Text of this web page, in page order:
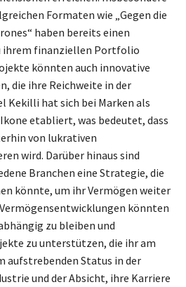
Formaten wie „Gegen die
haben bereits einen
ihrem finanziellen Portfolio
könnten auch innovative
die ihre Reichweite in der
Kekilli hat sich bei Marken als
etabliert, was bedeutet, dass
von lukrativen
wird. Darüber hinaus sind
Branchen eine Strategie, die
könnte, um ihr Vermögen weiter
könnten
zu bleiben und
zu unterstützen, die ihr am
aufstrebenden Status in der
und der Absicht, ihre Karriere